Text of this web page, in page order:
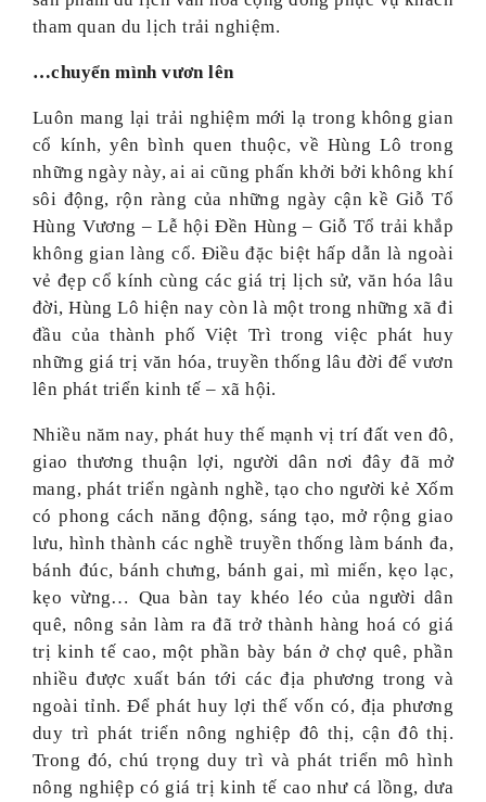
tham quan du lịch trải nghiệm.
…chuyển mình vươn lên
Luôn mang lại trải nghiệm mới lạ trong không gian
cổ kính, yên bình quen thuộc, về Hùng Lô trong
những ngày này, ai ai cũng phấn khởi bởi không khí
sôi động, rộn ràng của những ngày cận kề Giỗ Tổ
Hùng Vương – Lễ hội Đền Hùng – Giỗ Tổ trải khắp
không gian làng cổ. Điều đặc biệt hấp dẫn là ngoài
vẻ đẹp cổ kính cùng các giá trị lịch sử, văn hóa lâu
đời, Hùng Lô hiện nay còn là một trong những xã đi
đầu của thành phố Việt Trì trong việc phát huy
những giá trị văn hóa, truyền thống lâu đời để vươn
lên phát triển kinh tế – xã hội.
Nhiều năm nay, phát huy thế mạnh vị trí đất ven đô,
giao thương thuận lợi, người dân nơi đây đã mở
mang, phát triển ngành nghề, tạo cho người kẻ Xốm
có phong cách năng động, sáng tạo, mở rộng giao
lưu, hình thành các nghề truyền thống làm bánh đa,
bánh đúc, bánh chưng, bánh gai, mì miến, kẹo lạc,
kẹo vừng… Qua bàn tay khéo léo của người dân
quê, nông sản làm ra đã trở thành hàng hoá có giá
trị kinh tế cao, một phần bày bán ở chợ quê, phần
nhiều được xuất bán tới các địa phương trong và
ngoài tỉnh. Để phát huy lợi thế vốn có, địa phương
duy trì phát triển nông nghiệp đô thị, cận đô thị.
Trong đó, chú trọng duy trì và phát triển mô hình
nông nghiệp có giá trị kinh tế cao như cá lồng, dưa